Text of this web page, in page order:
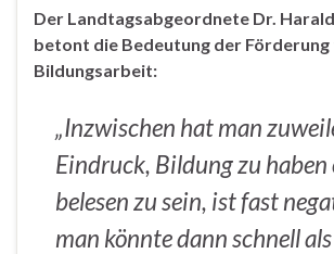
Der Landtagsabgeordnete Dr.
betont die Bedeutung der
Bildungsarbeit:
„Inzwischen hat man
Eindruck, Bildung zu haben
belesen zu sein, ist fast
man könnte dann schnell als